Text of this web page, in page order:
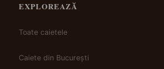
EXPLOREAZĂ
Toate caietele
Caiete din București